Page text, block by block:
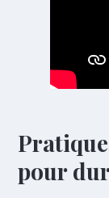
pour